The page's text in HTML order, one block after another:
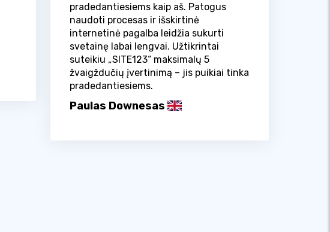
pradedantiesiems kaip aš. Patogus
naudoti procesas ir išskirtinė
internetinė pagalba leidžia sukurti
svetainę labai lengvai. Užtikrintai
suteikiu „SITE123“ maksimalų 5
žvaigždučių įvertinimą – jis puikiai tinka
pradedantiesiems.
Paulas Downesas